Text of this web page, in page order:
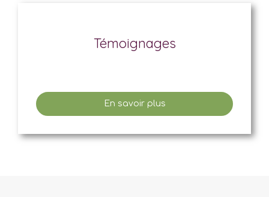
Témoignages
En savoir plus